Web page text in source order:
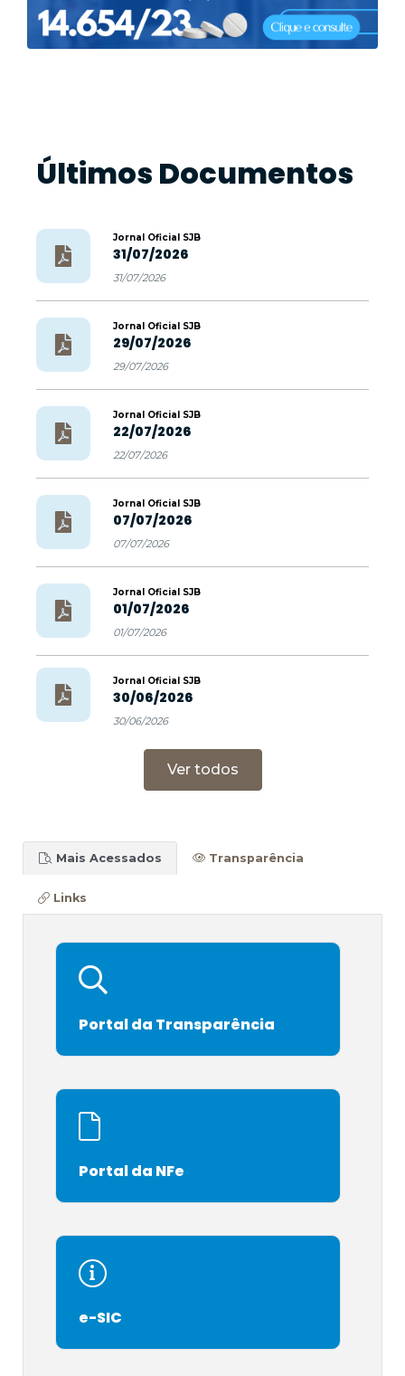
Últimos Documentos
Jornal Oficial SJB
31/07/2026
31/07/2026
Jornal Oficial SJB
29/07/2026
29/07/2026
Jornal Oficial SJB
22/07/2026
22/07/2026
Jornal Oficial SJB
07/07/2026
07/07/2026
Jornal Oficial SJB
01/07/2026
01/07/2026
Jornal Oficial SJB
30/06/2026
30/06/2026
Ver todos
Mais Acessados Transparência
Links
Portal da Transparência
Portal da NFe
e-SIC